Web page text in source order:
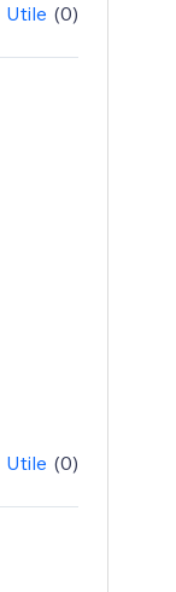
Utile (0)
Utile (0)